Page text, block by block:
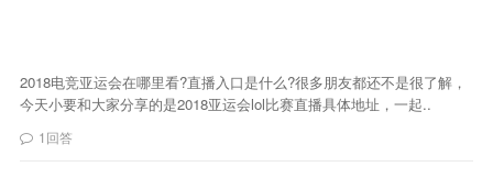
2018电竞亚运会在哪里看?直播入口是什么?很多朋友都还不是很了解，
今天小要和大家分享的是2018亚运会lol比赛直播具体地址，一起..
1回答